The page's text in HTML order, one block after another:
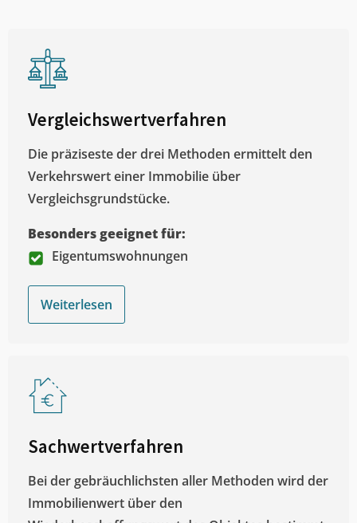
Vergleichswertverfahren
Die präziseste der drei Methoden ermittelt den
Verkehrswert einer Immobilie über
Vergleichsgrundstücke.
Besonders geeignet für:
Eigentumswohnungen
Weiterlesen
Sachwertverfahren
Bei der gebräuchlichsten aller Methoden wird der
Immobilienwert über den